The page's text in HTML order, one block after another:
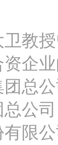
授
资企
团总
公
有限